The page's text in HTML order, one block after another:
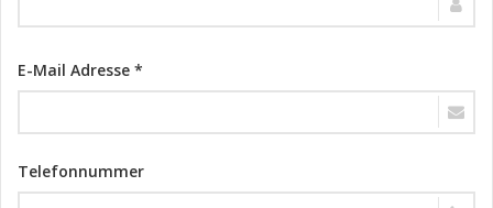
E-Mail Adresse *
Telefonnummer